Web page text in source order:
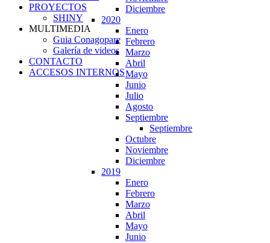
Diciembre
2020
Enero
Febrero
Marzo
Abril
Mayo
Junio
Julio
Agosto
Septiembre
Septiembre
Octubre
Noviembre
Diciembre
2019
Enero
Febrero
Marzo
Abril
Mayo
Junio
PROYECTOS
SHINY
MULTIMEDIA
Guia Conagopare
Galería de videos
CONTACTO
ACCESOS INTERNOS